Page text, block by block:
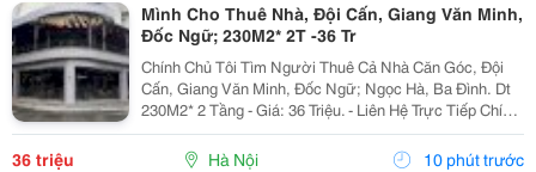
Mình Cho Thuê Nhà, Đội Cấn, Giang Văn Minh,
Đốc Ngữ; 230M2* 2T -36 Tr
Chính Chủ Tôi Tìm Người Thuê Cả Nhà Căn Góc, Đội
Cấn, Giang Văn Minh, Đốc Ngữ; Ngọc Hà, Ba Đình. Dt
230M2* 2 Tầng - Giá: 36 Triệu. - Liên Hệ Trực Tiếp Chính
Chủ: 0946004782 - Vỉa Hè Lớn, Mặt Tiền Rộng, Thoáng.
- Vị Trí Ngay Gần Ngã Ba, Khu Đông Dân...
36 triệu Hà Nội 10 phút trước